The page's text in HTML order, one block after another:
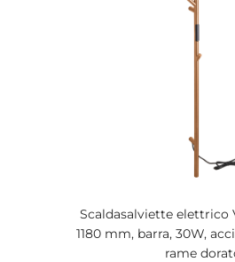
Scaldasalviette elettrico
1180 mm, barra, 30W,
rame